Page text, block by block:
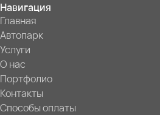
Навигация
Главная
Автопарк
Услуги
О нас
Портфолио
Контакты
Способы оплаты